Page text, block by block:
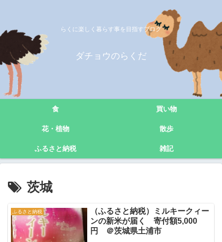
らくに楽しく暮らす事を目指すブログ
ダチョウのらくだ
食 買い物
花・植物 散歩
ふるさと納税 雑記
茨城
ふるさと納税
（ふるさと納税）ミルキークィー
ンの新米が届く 寄付額5,000
円 ＠茨城県土浦市